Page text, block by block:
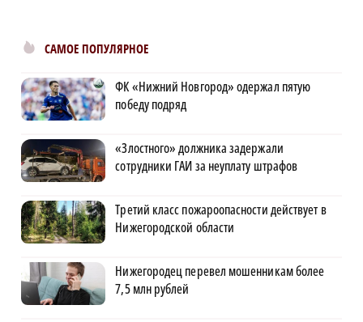
САМОЕ ПОПУЛЯРНОЕ
ФК «Нижний Новгород» одержал пятую
победу подряд
«Злостного» должника задержали
сотрудники ГАИ за неуплату штрафов
Третий класс пожароопасности действует в
Нижегородской области
Нижегородец перевел мошенникам более
7,5 млн рублей